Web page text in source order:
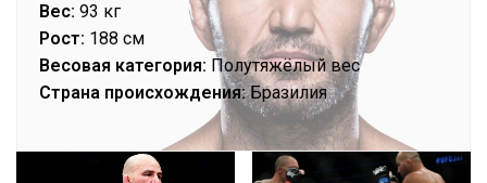
Вес: 93 кг
Рост: 188 см
Весовая категория: Полутяжёлый вес
Страна происхождения:Бразилия